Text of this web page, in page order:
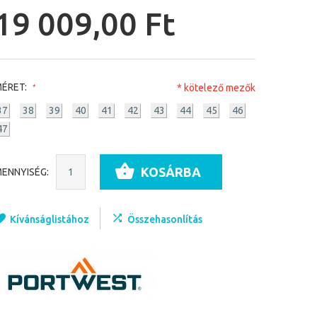
009,00 Ft
38 39 40 41 42 43 44 45
46
* kötelező mezők
KOSÁRBA
Kívánságlistához Összehasonlítás